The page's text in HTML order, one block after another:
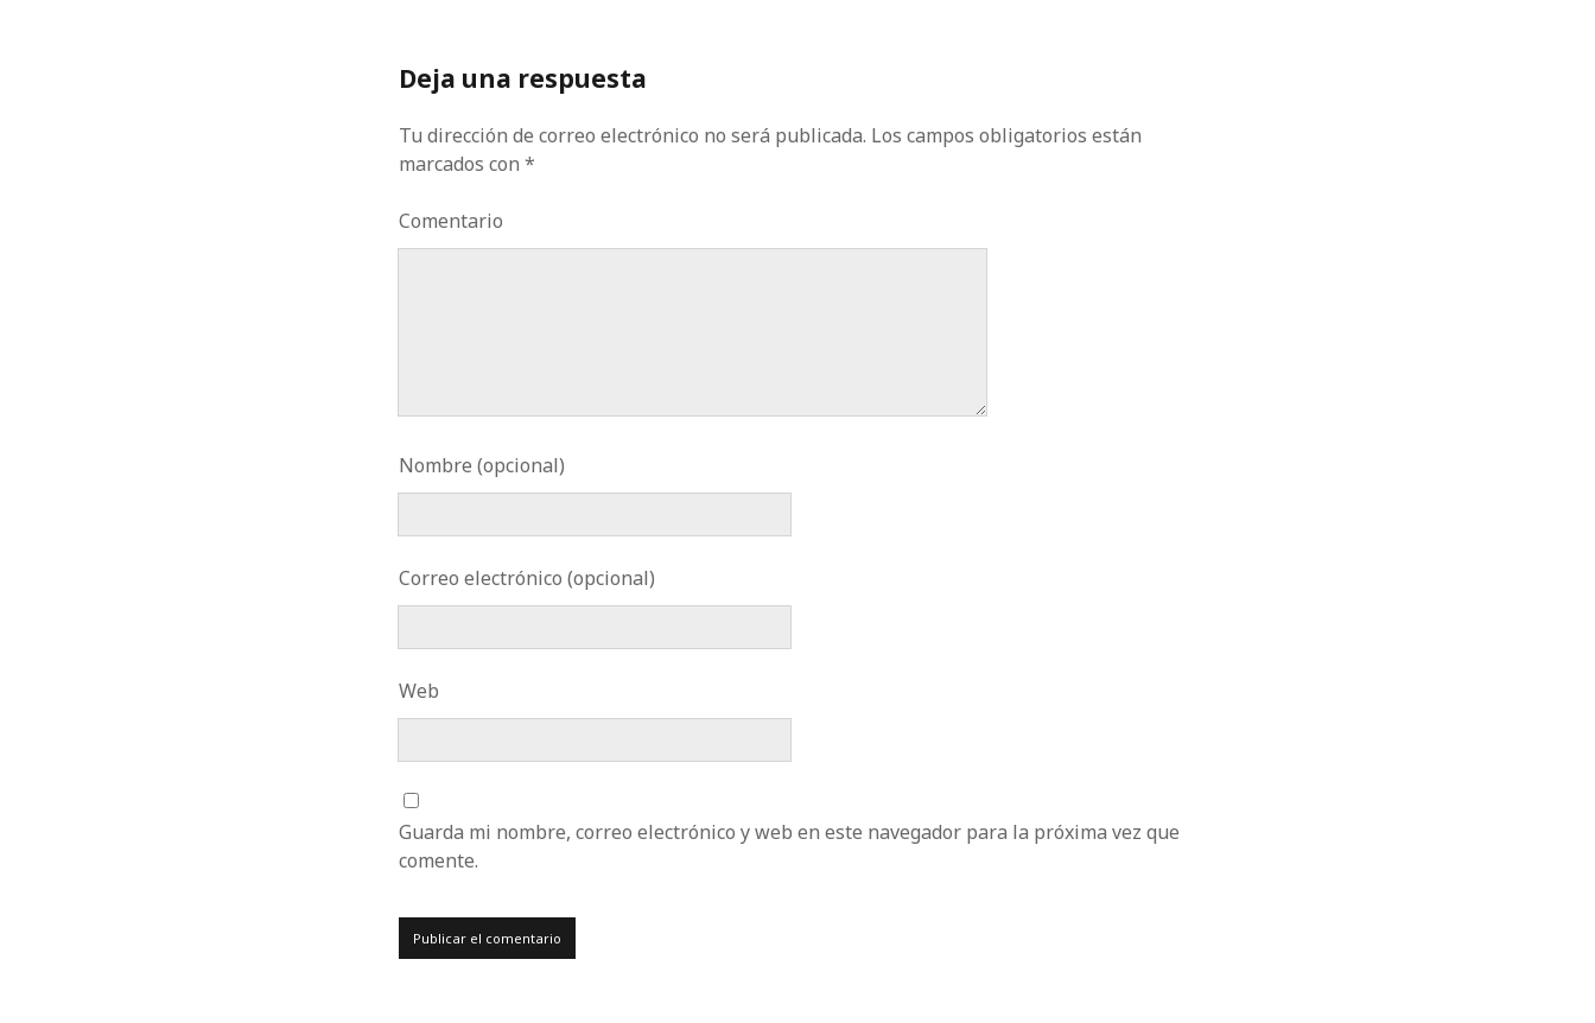
Deja una respuesta
Tu dirección de correo electrónico no será publicada. Los campos obligatorios están
marcados con*
Comentario
Nombre (opcional)
Correo electrónico (opcional)
Web
Guarda mi nombre, correo electrónico y web en este navegador para la próxima vez que
comente.